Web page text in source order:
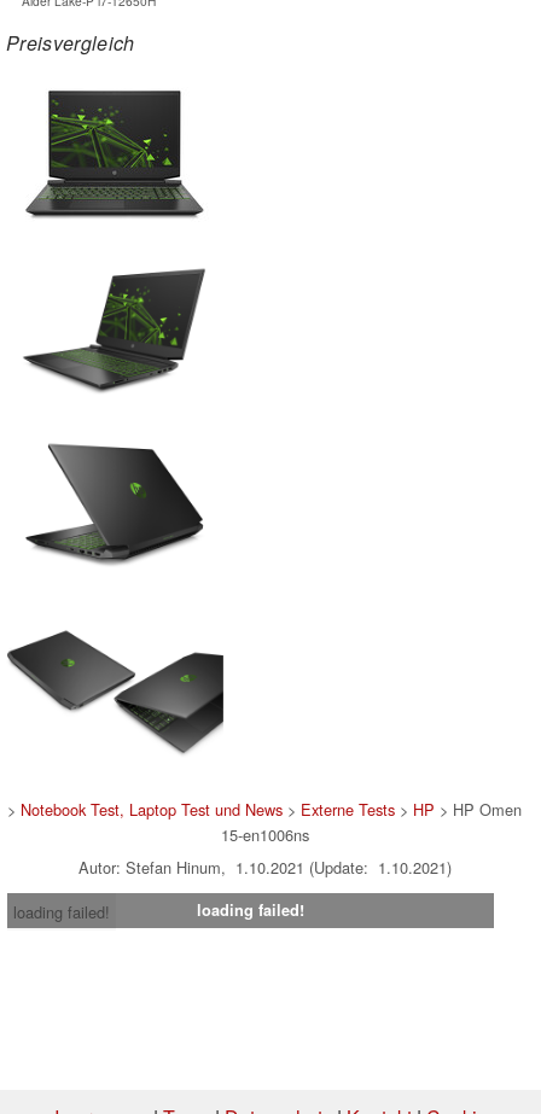
Preisvergleich
> Notebook Test, Laptop Test und News > Externe Tests > HP > HP Omen
15-en1006ns
Autor: Stefan Hinum, 1.10.2021 (Update: 1.10.2021)
loading failed!
loading failed!